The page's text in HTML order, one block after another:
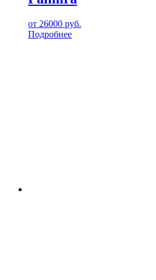
от 26000 руб.
Подробнее